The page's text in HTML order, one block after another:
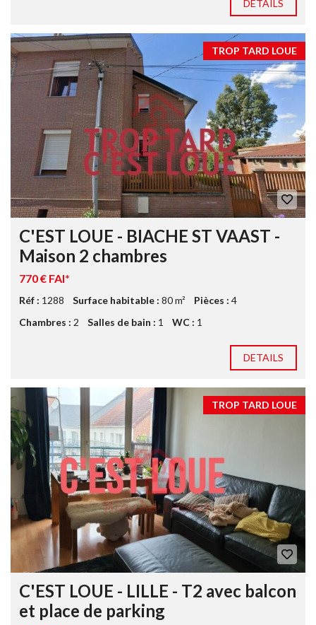
DETAILS
TROP TARD LOUE
C'EST LOUE - BIACHE ST VAAST -
Maison 2 chambres
770 € FAI*
Réf : 1288 Surface habitable : 80 m² Pièces : 4
Chambres : 2 Salles de bain : 1 WC : 1
DETAILS
TROP TARD LOUE
C'EST LOUE - LILLE - T2 avec balcon
et place de parking